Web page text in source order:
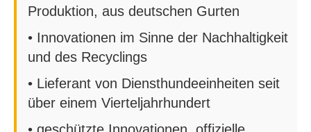
Produktion, aus deutschen Gurten
• Innovationen im Sinne der Nachhaltigkeit
und des Recyclings
• Lieferant von Diensthundeeinheiten seit
über einem Vierteljahrhundert